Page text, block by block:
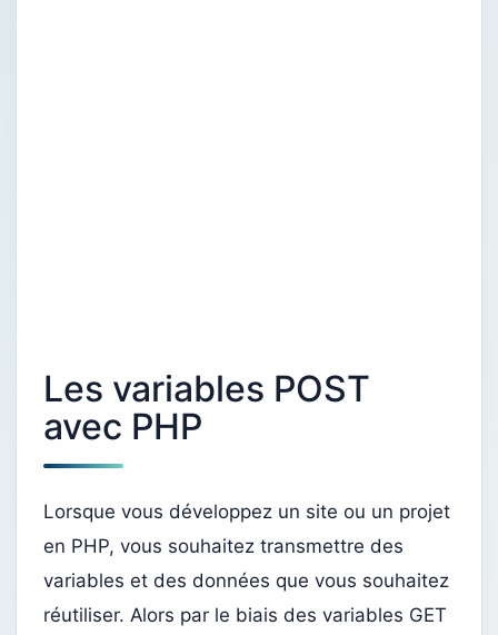
Les variables POST
avec PHP
Lorsque vous développez un site ou un projet
en PHP, vous souhaitez transmettre des
variables et des données que vous souhaitez
réutiliser. Alors par le biais des variables GET